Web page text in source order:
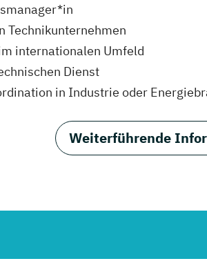
Technikunternehmen
internationalen Umfeld
Dienst
in Industrie oder
Weiterführende